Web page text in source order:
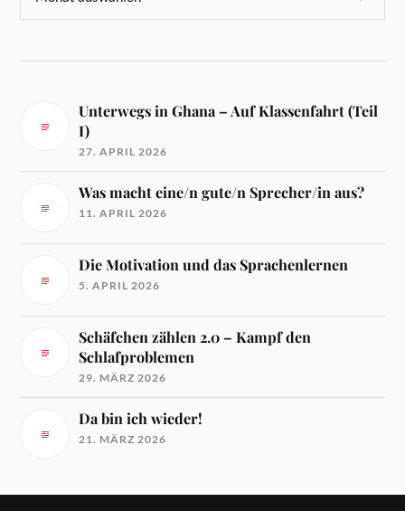
Unterwegs in Ghana – Auf Klassenfahrt (Teil
I)
27. APRIL 2026
Was macht eine/n gute/n Sprecher/in aus?
11. APRIL 2026
Die Motivation und das Sprachenlernen
5. APRIL 2026
Schäfchen zählen 2.0 – Kampf den
Schlafproblemen
29. MÄRZ 2026
Da bin ich wieder!
21. MÄRZ 2026